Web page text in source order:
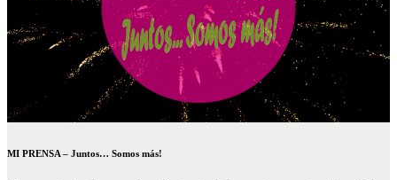
MI PRENSA – Juntos… Somos más!